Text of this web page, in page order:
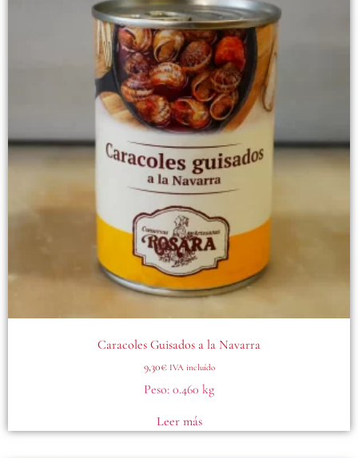
Caracoles Guisados a la Navarra
9,30€ IVA incluído
Peso: 0.460 kg
Leer más